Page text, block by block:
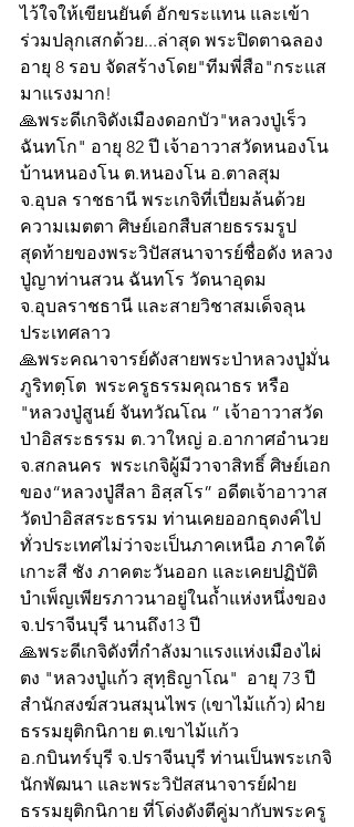
ไว้ใจให้เขียนยันต์ อักขระแทน และเข้า
ร่วมปลุกเสกด้วย...ล่าสุด พระปิดตาฉลอง
อายุ 8 รอบ จัดสร้างโดย"ทีมพี่สือ"กระแส
มาแรงมาก!
🙏พระดีเกจิดังเมืองดอกบัว"หลวงปู่เร็ว
ฉันทโก" อายุ 82 ปี เจ้าอาวาสวัดหนองโน
บ้านหนองโน ต.หนองโน อ.ตาลสุม
จ.อุบล ราชธานี พระเกจิที่เปี่ยมล้นด้วย
ความเมตตา ศิษย์เอกสืบสายธรรมรูป
สุดท้ายของพระวิปัสสนาจารย์ชื่อดัง หลวง
ปู่ญาท่านสวน ฉันทโร วัดนาอุดม
จ.อุบลราชธานี และสายวิชาสมเด็จลุน
ประเทศลาว
🙏พระคณาจารย์ดังสายพระป่าหลวงปู่มั่น
ภูริทตฺโต  พระครูธรรมคุณาธร หรือ
"หลวงปู่สูนย์ จันทวัณโณ ” เจ้าอาวาสวัด
ป่าอิสระธรรม ต.วาใหญ่ อ.อากาศอำนวย
จ.สกลนคร  พระเกจิผู้มีวาจาสิทธิ์ ศิษย์เอก
ของ“หลวงปู่สีลา อิสฺสโร” อดีตเจ้าอาวาส
วัดป่าอิสสระธรรม ท่านเคยออกธุดงค์ไป
ทั่วประเทศไม่ว่าจะเป็นภาคเหนือ ภาคใต้
เกาะสี ชัง ภาคตะวันออก และเคยปฏิบัติ
บำเพ็ญเพียรภาวนาอยู่ในถ้ำแห่งหนึ่งของ
จ.ปราจีนบุรี นานถึง13 ปี
🙏พระดีเกจิดังที่กำลังมาแรงแห่งเมืองไผ่
ตง "หลวงปู่แก้ว สุทฺธิญาโณ"  อายุ 73 ปี
สำนักสงฆ์สวนสมุนไพร (เขาไม้แก้ว) ฝ่าย
ธรรมยุติกนิกาย ต.เขาไม้แก้ว
อ.กบินทร์บุรี จ.ปราจีนบุรี ท่านเป็นพระเกจิ
นักพัฒนา และพระวิปัสสนาจารย์ฝ่าย
ธรรมยุติกนิกาย ที่โด่งดังตีคู่มากับพระครู